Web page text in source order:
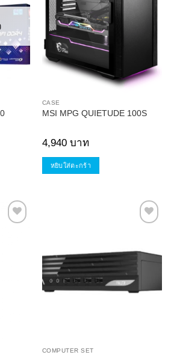
Add to
CASE
MSI MPG QUIETUDE 100S
4,940 บาท
หยิบใส่ตะกร้า
Add to
Wishlist
COMPUTER SET